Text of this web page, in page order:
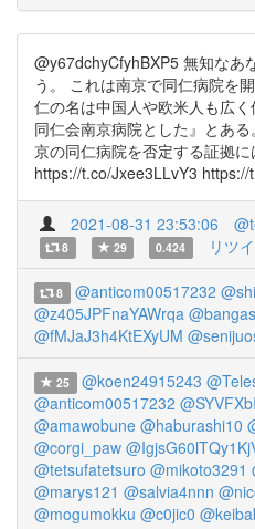
@y67dchyCfyhBXP5 無知なあ
う。 これは南京で同仁病院を
仁の名は中国人や欧米人も広
同仁会南京病院とした』とあ
京の同仁病院を否定する証拠
https://t.co/Jxee3LLvY3
2021-08-31 23:53:06
8 29 0.424 リツ
8 @anticom00517232
@z405JPFnaYAWrqa
@fMJaJ3h4KtEXyUM
25 @koen24915243
@anticom00517232
@amawobune @haburashi10
@corgi_paw
@tetsufatetsuro @mikoto3291
@marys121 @salvia4nnn
@mogumokku @c0jic0